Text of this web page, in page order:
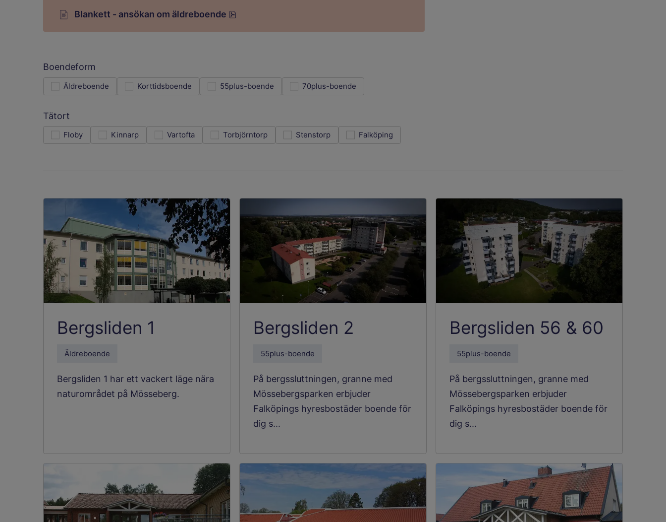
Blankett - ansökan om äldreboende
Filtrera resultatet
Det här formuläret postas automatiskt
Boendeform
Äldreboende Korttidsboende 55plus-boende 70plus-boende
Tätort
Floby Kinnarp Vartofta Torbjörntorp Stenstorp Falköping
Bergsliden 1
Äldreboende
Bergsliden 1 har ett vackert läge nära
naturområdet på Mösseberg.
Bergsliden 2
55plus-boende
På bergssluttningen, granne med
Mössebergsparken erbjuder
Falköpings hyresbostäder boende för
dig s...
Bergsliden 56 & 60
55plus-boende
På bergssluttningen, granne med
Mössebergsparken erbjuder
Falköpings hyresbostäder boende för
dig s...